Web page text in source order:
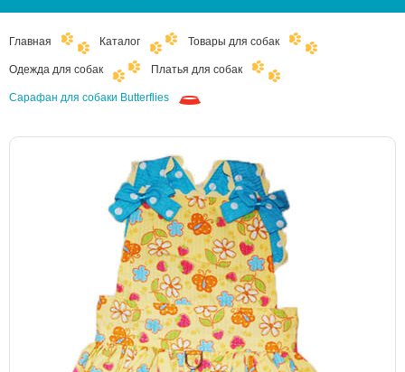
Главная Каталог Товары для собак
Одежда для собак Платья для собак
Cарафан для собаки Butterflies